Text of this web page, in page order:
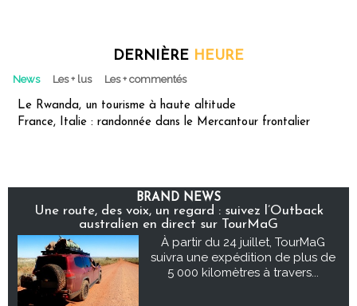
DERNIÈRE HEURE
News Les + lus Les + commentés
Le Rwanda, un tourisme à haute altitude
France, Italie : randonnée dans le Mercantour frontalier
BRAND NEWS
Une route, des voix, un regard : suivez l’Outback
australien en direct sur TourMaG
À partir du 24 juillet, TourMaG
suivra une expédition de plus de
5 000 kilomètres à travers...